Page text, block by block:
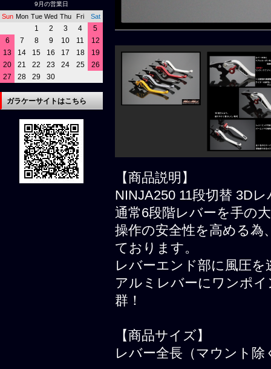
【商品説明】
NINJA250 11段切替 3D
通常6段階レバーを手の
操作の安全性を高める為
ております。
レバーエンド部に風圧
アルミレバーにワンポ
群！
【商品サイズ】
レバー全長（マウント除
9月の営業日
Sun Mon Tue Wed Thu Fri Sat
1 2 3 4
5
6
7 8 9 10 11
12
13
14 15 16 17 18
19
20
21 22 23 24 25
26
27
28 29 30
ガラケーサイトはこちら